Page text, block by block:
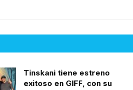
Tinskani tiene estreno
exitoso en GIFF, con su